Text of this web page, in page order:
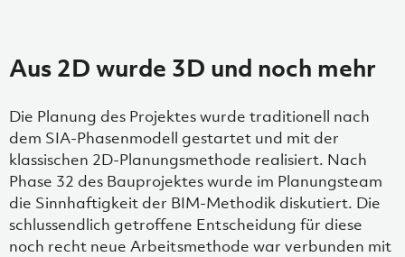
Aus 2D wurde 3D und noch mehr
Die Planung des Projektes wurde traditionell nach
dem SIA-Phasenmodell gestartet und mit der
klassischen 2D-Planungsmethode realisiert. Nach
Phase 32 des Bauprojektes wurde im Planungsteam
die Sinnhaftigkeit der BIM-Methodik diskutiert. Die
schlussendlich getroffene Entscheidung für diese
noch recht neue Arbeitsmethode war verbunden mit